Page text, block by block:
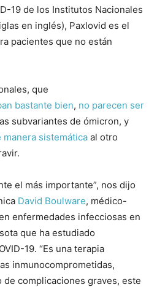
19 de los Institutos Nacionales
en inglés), Paxlovid es el
pacientes que no están
que
bastante bien, no parecen ser
subvariantes de ómicron, y
manera sistemática al otro
el más importante”, nos dijo
David Boulware, médico-
enfermedades infecciosas en
que ha estudiado
19. “Es una terapia
inmunocomprometidas,
complicaciones graves, este